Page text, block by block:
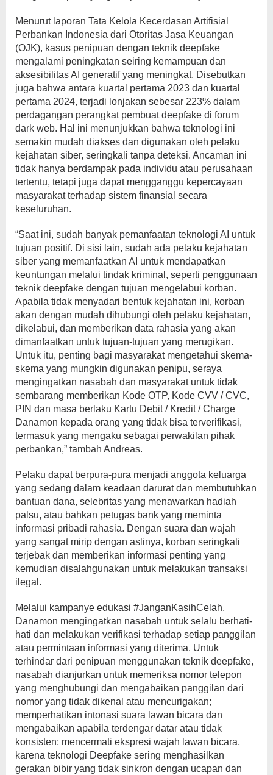
Menurut laporan Tata Kelola Kecerdasan Artifisial
Perbankan Indonesia dari Otoritas Jasa Keuangan
(OJK), kasus penipuan dengan teknik deepfake
mengalami peningkatan seiring kemampuan dan
aksesibilitas AI generatif yang meningkat. Disebutkan
juga bahwa antara kuartal pertama 2023 dan kuartal
pertama 2024, terjadi lonjakan sebesar 223% dalam
perdagangan perangkat pembuat deepfake di forum
dark web. Hal ini menunjukkan bahwa teknologi ini
semakin mudah diakses dan digunakan oleh pelaku
kejahatan siber, seringkali tanpa deteksi. Ancaman ini
tidak hanya berdampak pada individu atau perusahaan
tertentu, tetapi juga dapat mengganggu kepercayaan
masyarakat terhadap sistem finansial secara
keseluruhan.
“Saat ini, sudah banyak pemanfaatan teknologi AI untuk
tujuan positif. Di sisi lain, sudah ada pelaku kejahatan
siber yang memanfaatkan AI untuk mendapatkan
keuntungan melalui tindak kriminal, seperti penggunaan
teknik deepfake dengan tujuan mengelabui korban.
Apabila tidak menyadari bentuk kejahatan ini, korban
akan dengan mudah dihubungi oleh pelaku kejahatan,
dikelabui, dan memberikan data rahasia yang akan
dimanfaatkan untuk tujuan-tujuan yang merugikan.
Untuk itu, penting bagi masyarakat mengetahui skema-
skema yang mungkin digunakan penipu, seraya
mengingatkan nasabah dan masyarakat untuk tidak
sembarang memberikan Kode OTP, Kode CVV / CVC,
PIN dan masa berlaku Kartu Debit / Kredit / Charge
Danamon kepada orang yang tidak bisa terverifikasi,
termasuk yang mengaku sebagai perwakilan pihak
perbankan,” tambah Andreas.
Pelaku dapat berpura-pura menjadi anggota keluarga
yang sedang dalam keadaan darurat dan membutuhkan
bantuan dana, selebritas yang menawarkan hadiah
palsu, atau bahkan petugas bank yang meminta
informasi pribadi rahasia. Dengan suara dan wajah
yang sangat mirip dengan aslinya, korban seringkali
terjebak dan memberikan informasi penting yang
kemudian disalahgunakan untuk melakukan transaksi
ilegal.
Melalui kampanye edukasi #JanganKasihCelah,
Danamon mengingatkan nasabah untuk selalu berhati-
hati dan melakukan verifikasi terhadap setiap panggilan
atau permintaan informasi yang diterima. Untuk
terhindar dari penipuan menggunakan teknik deepfake,
nasabah dianjurkan untuk memeriksa nomor telepon
yang menghubungi dan mengabaikan panggilan dari
nomor yang tidak dikenal atau mencurigakan;
memperhatikan intonasi suara lawan bicara dan
mengabaikan apabila terdengar datar atau tidak
konsisten; mencermati ekspresi wajah lawan bicara,
karena teknologi Deepfake sering menghasilkan
gerakan bibir yang tidak sinkron dengan ucapan dan